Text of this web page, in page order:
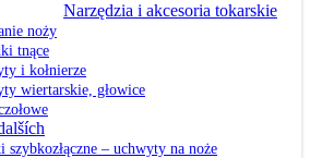
Narzędzia i akcesoria tokarskie
noży
tnące
i kołnierze
wiertarskie, głowice
szybkozłączne – uchwyty na noże